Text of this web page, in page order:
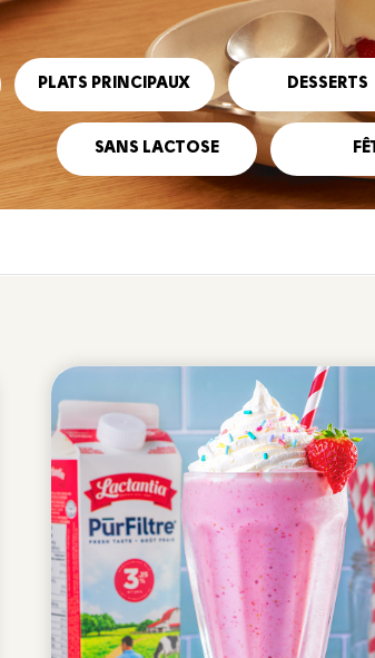
PLATS PRINCIPAUX DESSERTS
SANS LACTOSE